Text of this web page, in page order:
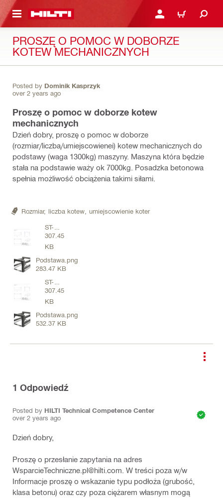
GŁÓWNEJ ZALOGUJ SIĘ LUB
CART
PROSZĘ O POMOC W DOBORZE
KOTEW MECHANICZNYCH
Posted by Dominik Kasprzyk
over 2 years ago
Proszę o pomoc w doborze kotew
mechanicznych
Dzień dobry, proszę o pomoc w doborze
(rozmiar/liczba/umiejscowienei) kotew mechanicznych do
podstawy (waga 1300kg) maszyny. Maszyna która będzie
stała na podstawie waży ok 7000kg. Posadzka betonowa
spełnia możliwość obciążenia takimi siłami.
Rozmiar, liczba kotew, umiejscowienie koter
ST-
01.00.pdf
307.45
KB
Podstawa.png
283.47 KB
ST-
01.00.pdf
307.45
KB
Podstawa.png
532.37 KB
1 Odpowiedź
Posted by HILTI Technical Competence Center
over 2 years ago
Dzień dobry,
Proszę o przesłanie zapytania na adres
WsparcieTechniczne.pl@hilti.com. W treści poza w/w
Informacje proszę o wskazanie typu podłoża (grubość,
klasa betonu) oraz czy poza ciężarem własnym mogą